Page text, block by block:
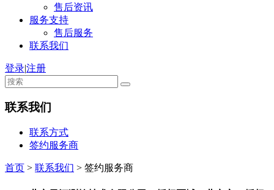
售后资讯
服务支持
售后服务
联系我们
登录|注册
联系我们
联系方式
签约服务商
首页 > 联系我们 > 签约服务商